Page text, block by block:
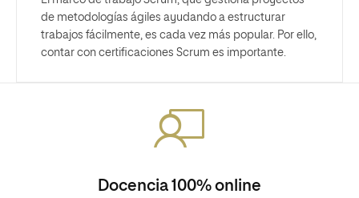
de metodologías ágiles ayudando a estructurar
trabajos fácilmente, es cada vez más popular. Por ello,
contar con certificaciones Scrum es importante.
Docencia 100% online